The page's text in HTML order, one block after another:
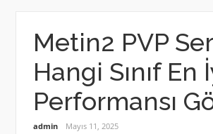
Metin2 PVP
Hangi Sınıf En
Performansı
admin Mayıs 11, 2025